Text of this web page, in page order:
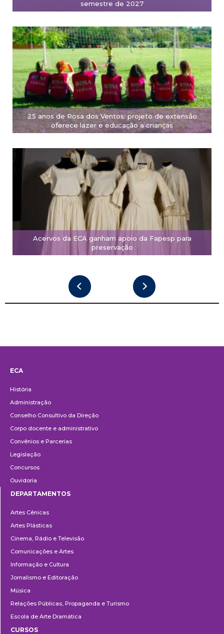
semestre de 2027
25 anos de Rosa dos Ventos: projeto de extensão
oferece lazer e educação a crianças
Acervos da ECA ganham apoio da Fapesp para
preservação
ECA
História
Administração
Conselho Consultivo da Direção
Corpo docente e administrativo
Convênios e Parcerias
Legislação
Concursos
Ouvidoria
DEPARTAMENTOS
Artes Cênicas
Artes Plásticas
Cinema, Rádio e Televisão
Comunicações e Artes
Informação e Cultura
Jornalismo e Editoração
Música
Relações Públicas, Propaganda e Turismo
Escola de Arte Dramática
CURSOS